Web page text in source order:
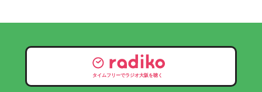
タイムフリーでラジオ大阪を聴く